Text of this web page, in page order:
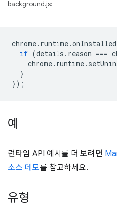
background.js:
chrome. runtime.onInstalled
if (details . reason ===
chrome. runtime.
}
});
예
런타임 API 예시를 더 보려면
소스 데모를 참고하세요.
유형